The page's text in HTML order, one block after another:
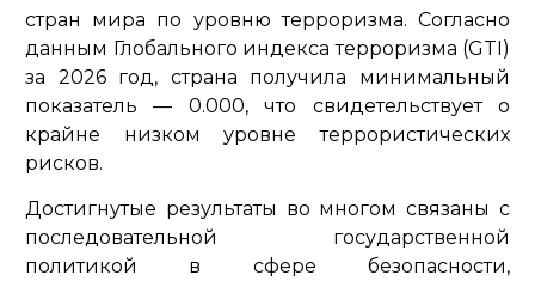
стран мира по уровню терроризма. Согласно
данным Глобального индекса терроризма (GTI)
за 2026 год, страна получила минимальный
показатель — 0.000, что свидетельствует о
крайне низком уровне террористических
рисков.
Достигнутые результаты во многом связаны с
последовательной государственной
политикой в сфере безопасности,